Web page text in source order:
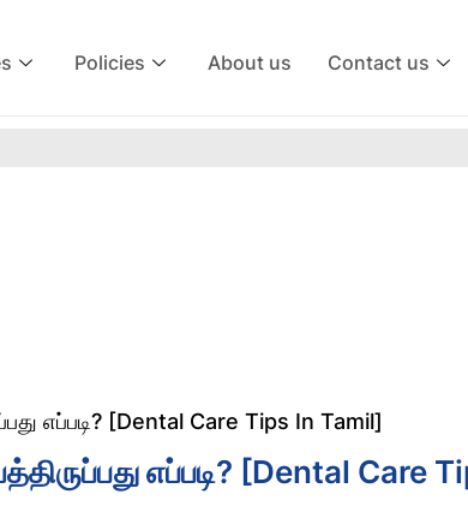
Policies About us Contact us
எப்படி? [Dental Care Tips In Tamil]
எப்படி? [Dental Care